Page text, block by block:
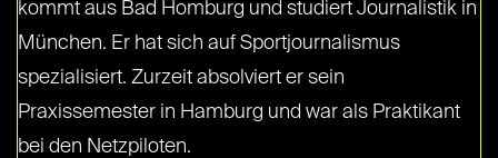
kommt aus Bad Homburg und studiert Journalistik in
München. Er hat sich auf Sportjournalismus
spezialisiert. Zurzeit absolviert er sein
Praxissemester in Hamburg und war als Praktikant
bei den Netzpiloten.